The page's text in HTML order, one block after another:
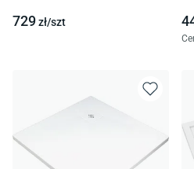
729zł/szt